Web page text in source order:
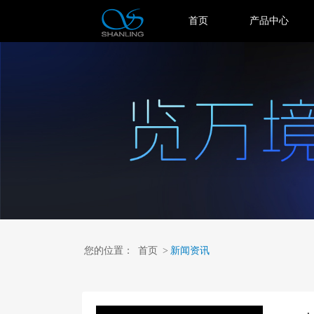
首页 产品中心
您的位置： 首页 > 新闻资讯